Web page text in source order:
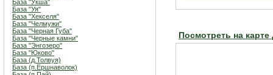
База "Укша"
База "Уя"
База "Хекселя"
База "Челмужи"
База "Черная Губа"
База "Черные камни"
База "Энгозеро"
База "Юково"
База (д.Толвуя)
База (п.Ершнаволок)
Посмотреть на